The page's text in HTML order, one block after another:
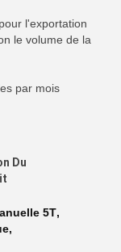
l'exportation
le volume de la
par mois
Du
5T,
,